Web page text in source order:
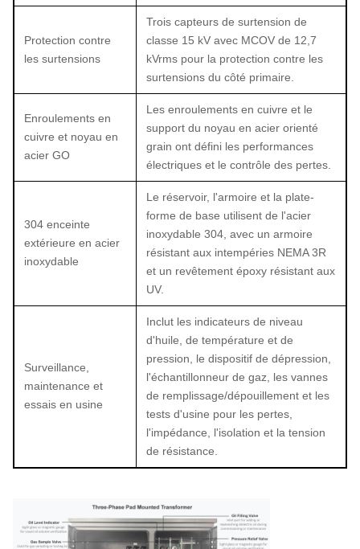
Protection contre
les surtensions
Trois capteurs de surtension de
classe 15 kV avec MCOV de 12,7
kVrms pour la protection contre les
surtensions du côté primaire.
Enroulements en
cuivre et noyau en
acier GO
Les enroulements en cuivre et le
support du noyau en acier orienté
grain ont défini les performances
électriques et le contrôle des pertes.
304 enceinte
extérieure en acier
inoxydable
Le réservoir, l'armoire et la plate-
forme de base utilisent de l'acier
inoxydable 304, avec un armoire
résistant aux intempéries NEMA 3R
et un revêtement époxy résistant aux
UV.
Surveillance,
maintenance et
essais en usine
Inclut les indicateurs de niveau
d'huile, de température et de
pression, le dispositif de dépression,
l'échantillonneur de gaz, les vannes
de remplissage/dépouillement et les
tests d'usine pour les pertes,
l'impédance, l'isolation et la tension
de résistance.